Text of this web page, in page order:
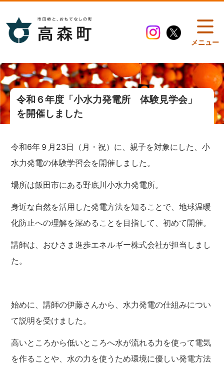
メニュー
令和６年度「小水力発電所 体験見学会」
を開催しました
令和6年９月23日（月・祝）に、親子を対象にした、小
水力発電の体験学習会を開催しました。
場所は飯田市にある野底川小水力発電所。
身近な自然を活用した発電方法を知ることで、地球温暖
化防止への理解を深めることを目指して、初めて開催。
講師は、おひさま進歩エネルギー株式会社が担当しまし
た。
始めに、講師の伊藤さんから、水力発電の仕組みについ
て説明を受けました。
高いところから低いところへ水が流れる力を使って電気
を作ることや、水の力を使うため環境に優しい発電方法